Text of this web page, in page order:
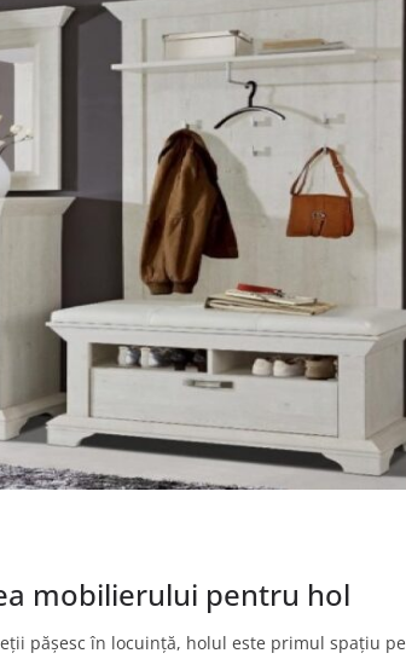
mobilierului pentru hol
pășesc în locuință, holul este primul spațiu pe